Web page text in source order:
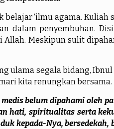
‘ilmu agama. Kuliah
dalam penyembuhan.
Meskipun sulit
segala bidang, Ibnul
kita renungkan bersama.
belum dipahami oleh
hati, spiritualitas serta
kepada-Nya,